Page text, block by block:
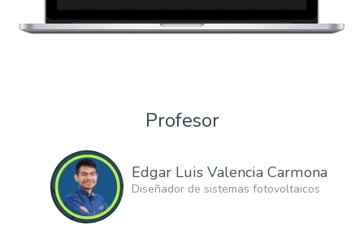
Profesor
Edgar Luis Valencia Carmona
Diseñador de sistemas fotovoltaicos